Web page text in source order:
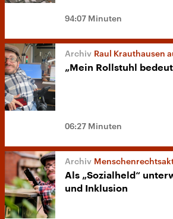
94:07 Minuten
Raul Krauthausen
„Mein Rollstuhl
06:27 Minuten
Als „Sozialheld“
und Inklusion